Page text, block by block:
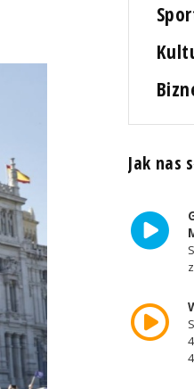
Jak nas